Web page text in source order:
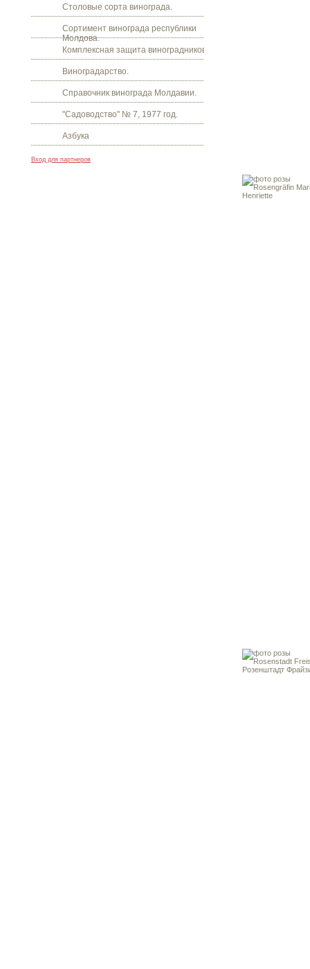
Столовые сорта винограда.
Сортимент винограда республики
Молдова.
Комплексная защита виноградников.
Виноградарство.
Справочник винограда Молдавии.
"Садоводство" № 7, 1977 год.
Азбука
Вход для партнеров